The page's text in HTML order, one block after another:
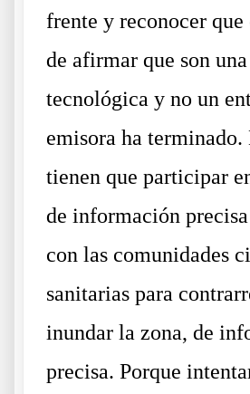
frente y reconocer
de afirmar que son
tecnológica y no un
emisora ha terminado.
tienen que participar
de información
con las comunidades
sanitarias para
inundar la zona, de
precisa. Porque